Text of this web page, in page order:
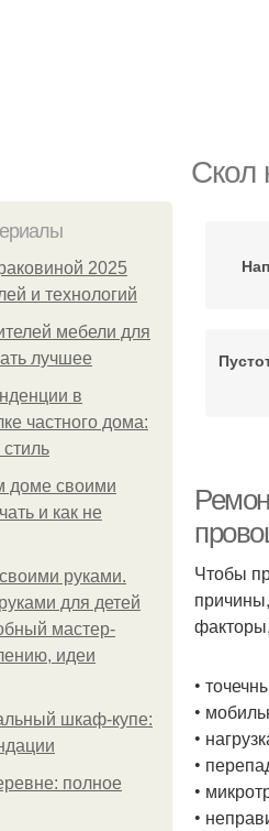
Скол
2025
и технологий
мебели для
лучшее
в
частного дома:
стиль
доме своими
и как не
руками.
для детей
мастер-
идеи
шкаф-купе:
полное
Чтобы
•
•
•
•
•
•